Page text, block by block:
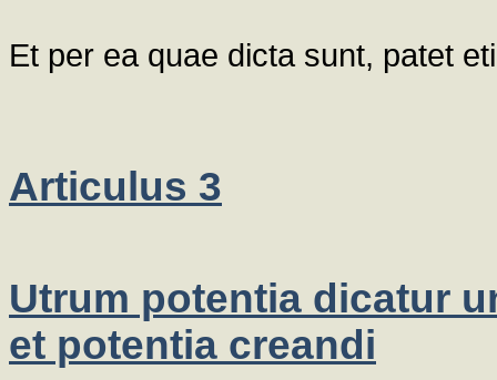
Et per ea quae dicta sunt, patet
Articulus 3
Utrum potentia dicatur
et potentia creandi